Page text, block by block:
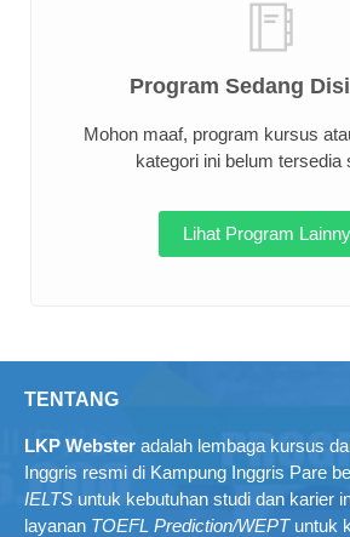
Program Sedang
Mohon maaf, program kursus
kategori ini belum tersedia
Lihat Program
TENTANG
LKP Webster adalah lembaga kursus
Inggris resmi di Kampung Inggris Pare
IELTS untuk kebutuhan studi dan karier
layanan TOEFL Prediction/WEPTuntuk